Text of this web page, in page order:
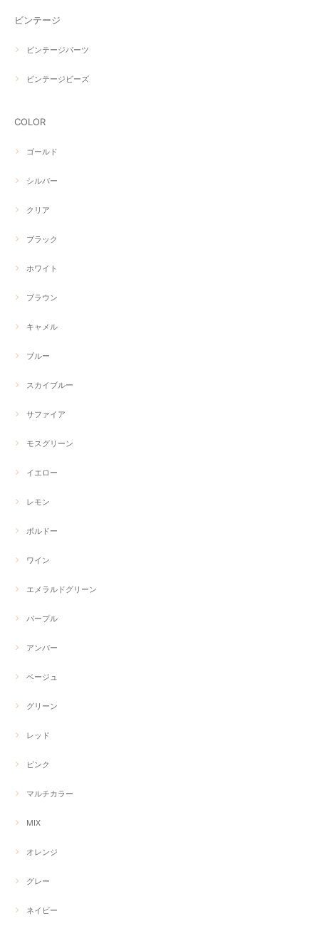
ビンテージ
ビンテージパーツ
ビンテージビーズ
COLOR
ゴールド
シルバー
クリア
ブラック
ホワイト
ブラウン
キャメル
ブルー
スカイブルー
サファイア
モスグリーン
イエロー
レモン
ボルドー
ワイン
エメラルドグリーン
パープル
アンバー
ベージュ
グリーン
レッド
ピンク
マルチカラー
MIX
オレンジ
グレー
ネイビー